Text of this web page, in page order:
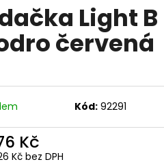
Light B
červená
Kód: 92291
Kč
Kč bez DPH